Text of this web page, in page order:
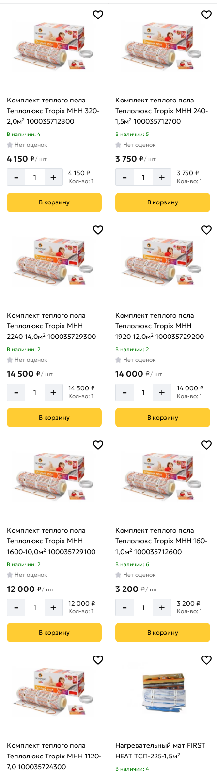
Вт
Вт
800
Вт
900
Вт
960
4.5
м²
м²
м²
8
м²
10
м
14
м
16
м
м
м
м
3
4
м
5
м
6
м
м
Ширина
мата
Диаметр
3.5
мм
4
мм
2
м
м
Max
температура
нагрева
°С
Комплект теплого пола
Теплолюкс Tropix МНН 320-
2,0м² 100035712800
В наличии: 4
Нет оценок
4 150 ₽/ шт
- + 4 150 ₽
Кол-во: 1
В корзину
Комплект теплого пола
Теплолюкс Tropix МНН 240-
1,5м² 100035712700
В наличии: 5
Нет оценок
3 750 ₽/ шт
- + 3 750 ₽
Кол-во: 1
В корзину
Комплект теплого пола
Теплолюкс Tropix МНН
2240-14,0м² 100035729300
В наличии: 2
Нет оценок
14 500 ₽/ шт
- + 14 500 ₽
Кол-во: 1
В корзину
Комплект теплого пола
Теплолюкс Tropix МНН
1920-12,0м² 100035729200
В наличии: 2
Нет оценок
14 000 ₽/ шт
- + 14 000 ₽
Кол-во: 1
В корзину
Комплект теплого пола
Теплолюкс Tropix МНН
1600-10,0м² 100035729100
В наличии: 2
Нет оценок
12 000 ₽/ шт
- + 12 000 ₽
Кол-во: 1
В корзину
Комплект теплого пола
Теплолюкс Tropix МНН 160-
1,0м² 100035712600
В наличии: 6
Нет оценок
3 200 ₽/ шт
- + 3 200 ₽
Кол-во: 1
В корзину
Комплект теплого пола
Теплолюкс Tropix МНН 1120-
7,0 100035724300
Нагревательный мат FIRST
HEAT ТСП-225-1,5м²
В наличии: 4